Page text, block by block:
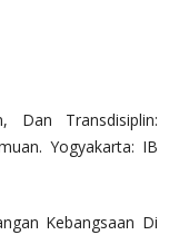
Dan Transdisiplin:
Yogyakarta: IB
Kebangsaan Di